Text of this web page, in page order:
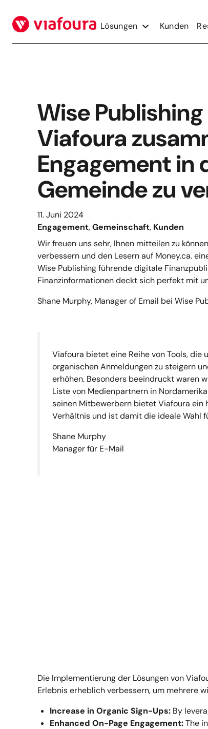
Inhalt
springen
Lösungen Kunden
Wise
Viafoura
Engagement in
Gemeinde zu
11. Juni 2024
Engagement, Gemeinschaft, Kunden
Wir freuen uns sehr, Ihnen mitteilen zu
verbessern und den Lesern auf Money.ca.
Wise Publishing führende digitale
Finanzinformationen deckt sich perfekt mit
Shane Murphy, Manager of Email bei Wise
Viafoura bietet eine Reihe von Tools, die
organischen Anmeldungen zu steigern
erhöhen. Besonders beeindruckt waren
Liste von Medienpartnern in
seinen Mitbewerbern bietet Viafoura
Verhältnis und ist damit die ideale Wahl
Shane Murphy
Manager für E-Mail
Die Implementierung der Lösungen von
Erlebnis erheblich verbessern, um mehrere
Increase in Organic Sign-Ups: By
Enhanced On-Page Engagement:The